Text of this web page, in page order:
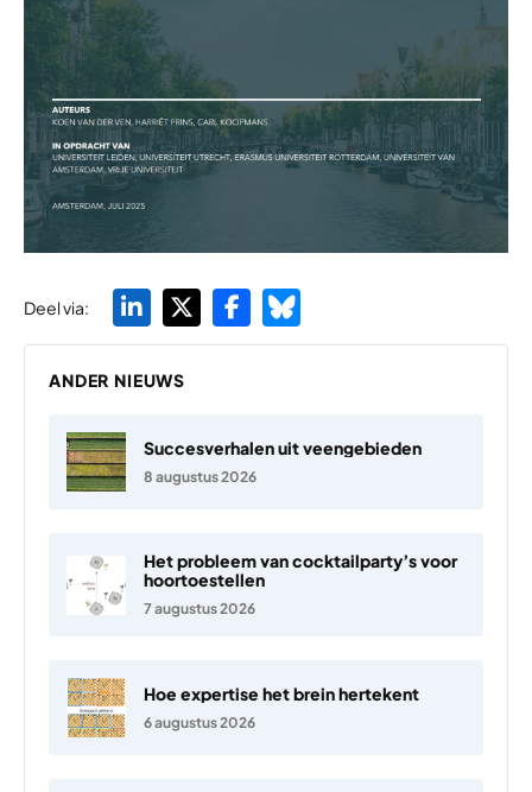
Deel via:
ANDER NIEUWS
Succesverhalen uit veengebieden
8 augustus 2026
Het probleem van cocktailparty’s voor
hoortoestellen
7 augustus 2026
Hoe expertise het brein hertekent
6 augustus 2026